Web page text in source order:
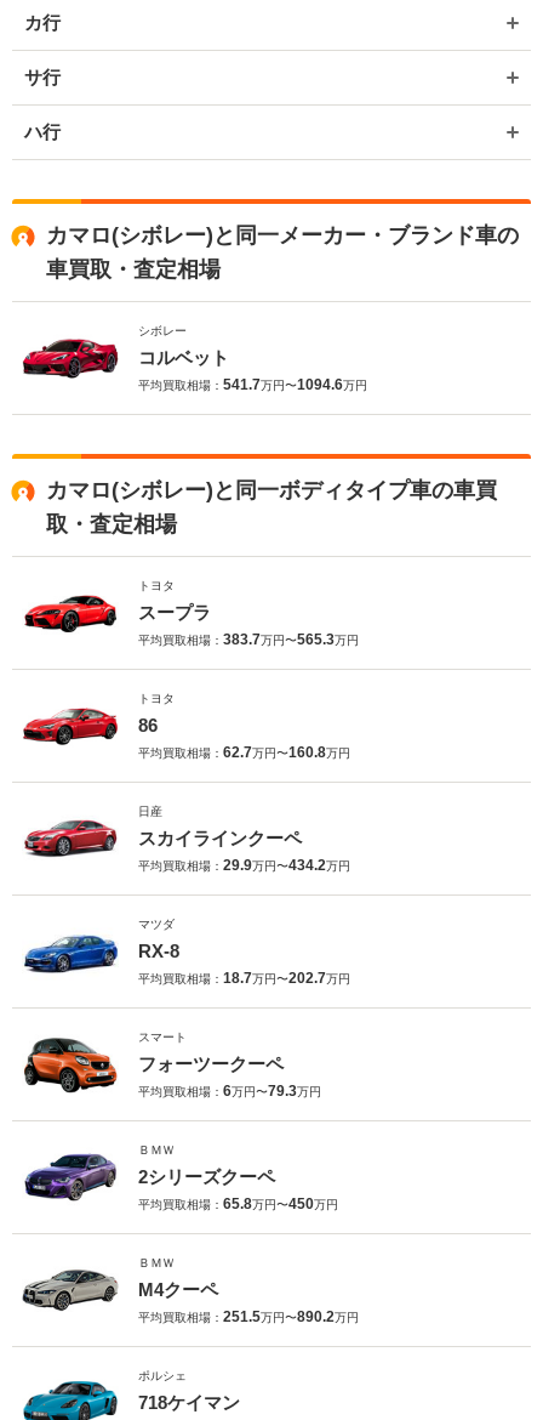
カ行
サ行
ハ行
カマロ(シボレー)と同一メーカー・ブランド車の
車買取・査定相場
シボレー
コルベット
平均買取相場： 541.7万円〜1094.6万円
カマロ(シボレー)と同一ボディタイプ車の車買
取・査定相場
トヨタ
スープラ
平均買取相場： 383.7万円〜565.3万円
トヨタ
86
平均買取相場： 62.7万円〜160.8万円
日産
スカイラインクーペ
平均買取相場： 29.9万円〜434.2万円
マツダ
RX-8
平均買取相場： 18.7万円〜202.7万円
スマート
フォーツークーペ
平均買取相場： 6万円〜79.3万円
ＢＭＷ
2シリーズクーペ
平均買取相場： 65.8万円〜450万円
ＢＭＷ
M4クーペ
平均買取相場： 251.5万円〜890.2万円
ポルシェ
718ケイマン